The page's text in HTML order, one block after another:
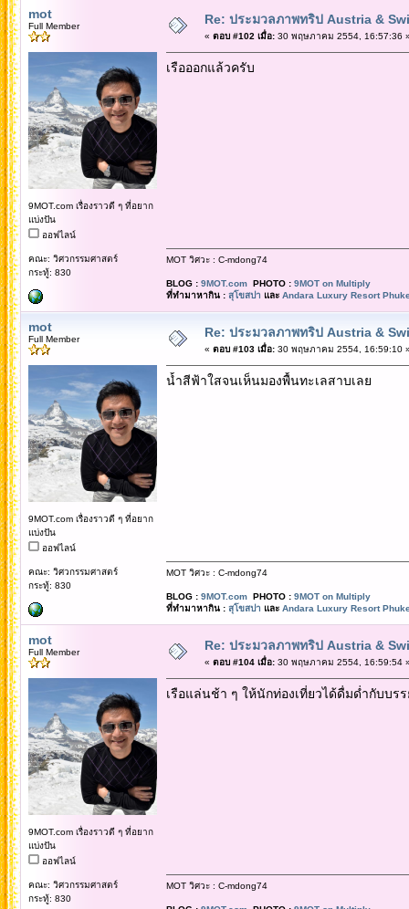
mot
Full Member
9MOT.com เรื่องราวดี ๆ ที่อยาก
แบ่งปัน
ออฟไลน์
คณะ: วิศวกรรมศาสตร์
กระทู้: 830
Re: ประมวลภาพทริป Austria &
« ตอบ #102 เมื่อ:30 พฤษภาคม 2554, 16:57:36
เรือออกแล้วครับ
MOT วิศวะ : C-mdong74
BLOG : 9MOT.comPHOTO : 9MOT on Multiply
ที่ทำมาหากิน : สุโขสปา และ Andara Luxury Resort
mot
Full Member
9MOT.com เรื่องราวดี ๆ ที่อยาก
แบ่งปัน
ออฟไลน์
คณะ: วิศวกรรมศาสตร์
กระทู้: 830
Re: ประมวลภาพทริป Austria &
« ตอบ #103 เมื่อ:30 พฤษภาคม 2554, 16:59:10
น้ำสีฟ้าใสจนเห็นมองพื้นทะเลสาบเลย
MOT วิศวะ : C-mdong74
BLOG : 9MOT.comPHOTO : 9MOT on Multiply
ที่ทำมาหากิน : สุโขสปา และ Andara Luxury Resort
mot
Full Member
9MOT.com เรื่องราวดี ๆ ที่อยาก
แบ่งปัน
ออฟไลน์
คณะ: วิศวกรรมศาสตร์
กระทู้: 830
Re: ประมวลภาพทริป Austria &
« ตอบ #104 เมื่อ:30 พฤษภาคม 2554, 16:59:54
เรือแล่นช้า ๆ ให้นักท่องเที่ยวได้ดื่มด่ำกับบร
MOT วิศวะ : C-mdong74